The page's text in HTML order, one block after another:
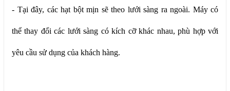
- Tại đây, các hạt bột mịn sẽ theo lưới sàng ra ngoài. Máy có
thể thay đổi các lưới sàng có kích cỡ khác nhau, phù hợp với
yêu cầu sử dụng của khách hàng.